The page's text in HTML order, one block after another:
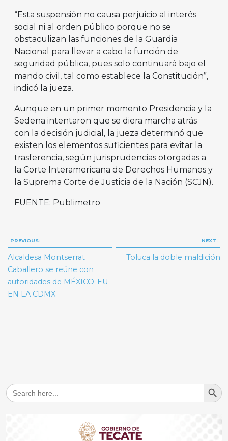
“Esta suspensión no causa perjuicio al interés
social ni al orden público porque no se
obstaculizan las funciones de la Guardia
Nacional para llevar a cabo la función de
seguridad pública, pues solo continuará bajo el
mando civil, tal como establece la Constitución”,
indicó la jueza.
Aunque en un primer momento Presidencia y la
Sedena intentaron que se diera marcha atrás
con la decisión judicial, la jueza determinó que
existen los elementos suficientes para evitar la
trasferencia, según jurisprudencias otorgadas a
la Corte Interamericana de Derechos Humanos y
la Suprema Corte de Justicia de la Nación (SCJN).
FUENTE: Publimetro
Navegación
de
entradas
PREVIOUS:
Alcaldesa Montserrat
Caballero se reúne con
autoridades de MÉXICO-EU
EN LA CDMX
NEXT:
Toluca la doble maldición
Search
for:
Search